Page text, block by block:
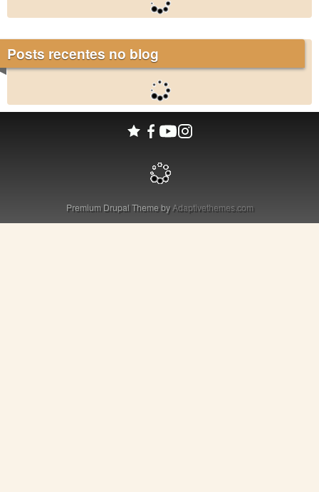
Posts recentes no blog
Premium Drupal Theme byAdaptivethemes.com